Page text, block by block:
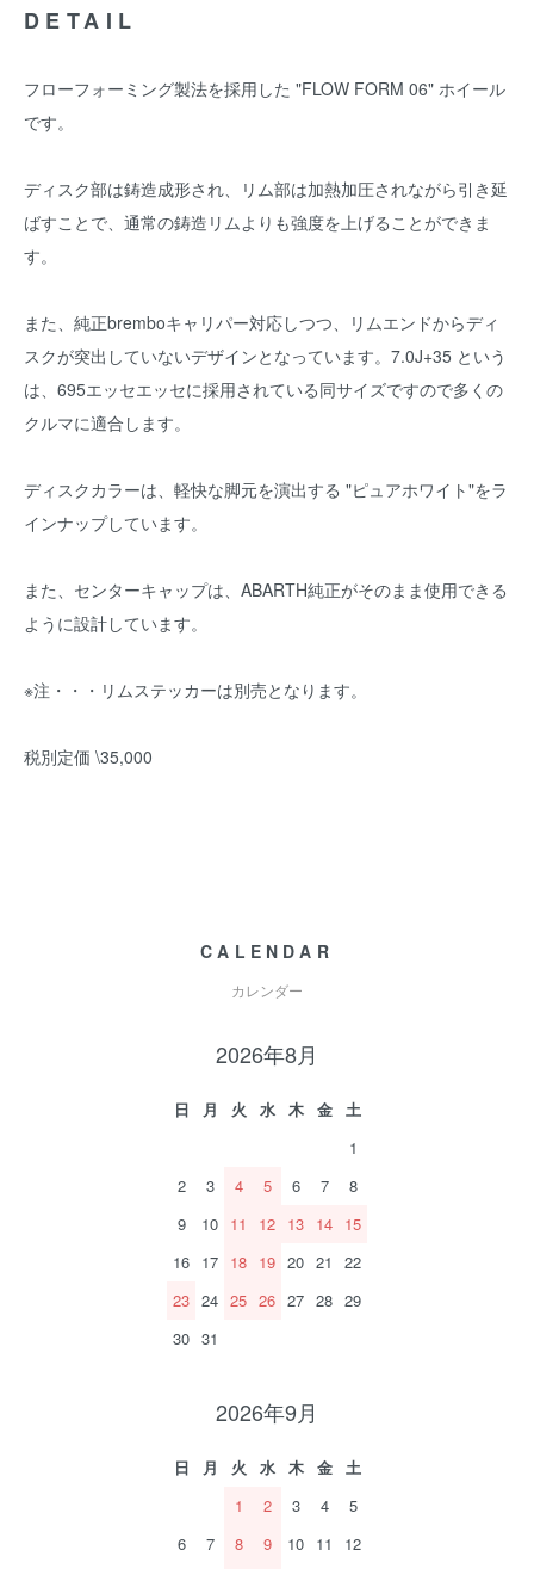
DETAIL
フローフォーミング製法を採用した "FLOW FORM 06" ホイール
です。
ディスク部は鋳造成形され、リム部は加熱加圧されながら引き延
ばすことで、通常の鋳造リムよりも強度を上げることができま
す。
また、純正bremboキャリパー対応しつつ、リムエンドからディ
スクが突出していないデザインとなっています。7.0J+35 という
は、695エッセエッセに採用されている同サイズですので多くの
クルマに適合します。
ディスクカラーは、軽快な脚元を演出する "ピュアホワイト"をラ
インナップしています。
また、センターキャップは、ABARTH純正がそのまま使用できる
ように設計しています。
※注・・・リムステッカーは別売となります。
税別定価 \35,000
CALENDAR
カレンダー
2026年8月
日 月 火 水 木 金
土
1
2
3 4 5 6 7
8
9
10 11 12 13 14 15
16 17 18 19 20 21
22
23 24 25 26 27 28 29
30 31
2026年9月
日 月 火 水 木 金
土
1
2 3 4
5
6
7 8 9 10 11
12